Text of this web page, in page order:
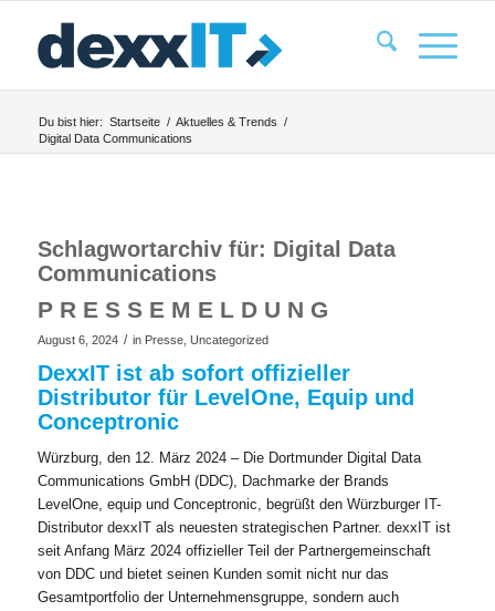
Du bist hier: Startseite / Aktuelles & Trends /
Digital Data Communications
Schlagwortarchiv für: Digital Data
Communications
P R E S S E M E L D U N G
August 6, 2024 / in Presse, Uncategorized
DexxIT ist ab sofort offizieller
Distributor für LevelOne, Equip und
Conceptronic
Würzburg, den 12. März 2024 – Die Dortmunder Digital Data
Communications GmbH (DDC), Dachmarke der Brands
LevelOne, equip und Conceptronic, begrüßt den Würzburger IT-
Distributor dexxIT als neuesten strategischen Partner. dexxIT ist
seit Anfang März 2024 offizieller Teil der Partnergemeinschaft
von DDC und bietet seinen Kunden somit nicht nur das
Gesamtportfolio der Unternehmensgruppe, sondern auch